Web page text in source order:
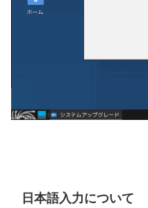
日本語入力について